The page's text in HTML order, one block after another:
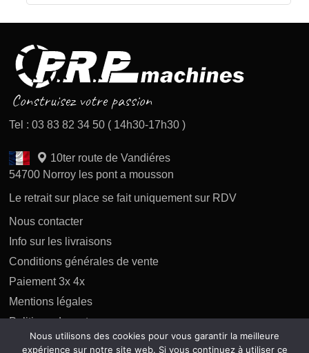
Tel : 03 83 82 34 50 ( 14h30-17h30 )
10ter route de Vandiéres
54700 Norroy les pont a mousson
Le retrait sur place se fait uniquement sur RDV
Nous contacter
Info sur les livraisons
Conditions générales de vente
Paiement 3x 4x
Mentions légales
Politique des retours
Politique de confidentialité
Nous utilisons des cookies pour vous garantir la meilleure
expérience sur notre site web. Si vous continuez à utiliser ce